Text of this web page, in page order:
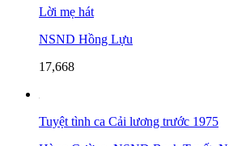
Lời mẹ hát
NSND Hồng Lựu
17,668
Tuyệt tình ca Cải lương trước 1975